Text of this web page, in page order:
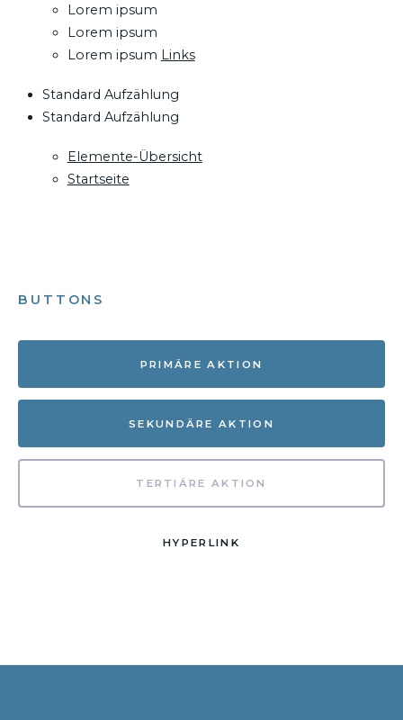
Lorem ipsum
Lorem ipsum
Lorem ipsum Links
Standard Aufzählung
Standard Aufzählung
Elemente-Übersicht
Startseite
BUTTONS
PRIMÄRE AKTION
SEKUNDÄRE AKTION
TERTIÄRE AKTION
HYPERLINK